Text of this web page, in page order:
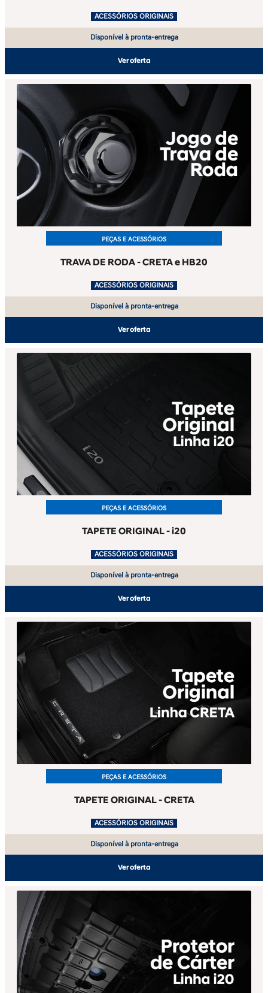
Disponível à pronta-entrega
Ver oferta
TRAVA DE RODA - CRETA e HB20
PEÇAS E ACESSÓRIOS
Disponível à pronta-entrega
Ver oferta
TAPETE ORIGINAL - i20
PEÇAS E ACESSÓRIOS
Disponível à pronta-entrega
Ver oferta
TAPETE ORIGINAL - CRETA
PEÇAS E ACESSÓRIOS
Disponível à pronta-entrega
Ver oferta